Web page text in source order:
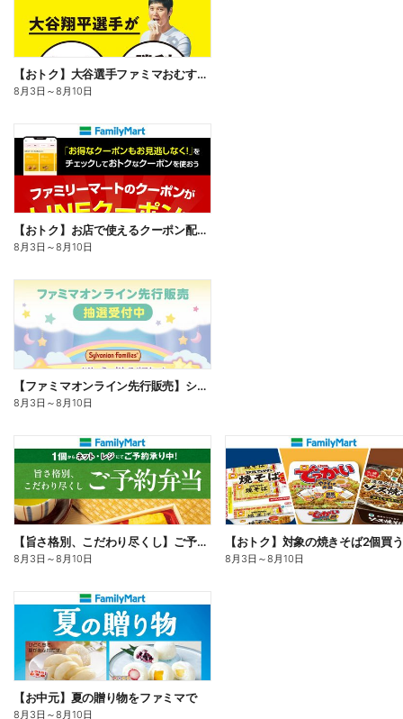
【おトク】大谷選手ファミマおむすび割
8月3日 ～8月10日
【おトク】お店で使えるクーポン配信中
8月3日 ～8月10日
【ファミマオンライン先行販売】シルバニアファミリー
8月3日 ～8月10日
【旨さ格別、こだわり尽くし】ご予約弁当
8月3日 ～8月10日 8月3日 ～8月10日
【お中元】夏の贈り物をファミマで
8月3日 ～8月10日